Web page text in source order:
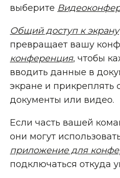
выберите
Общий доступ к экрану
превращает вашу
конференция, чтобы
вводить данные в
экране и прикреплять
документы или видео.
Если часть вашей
они могут
приложение для
подключаться откуда